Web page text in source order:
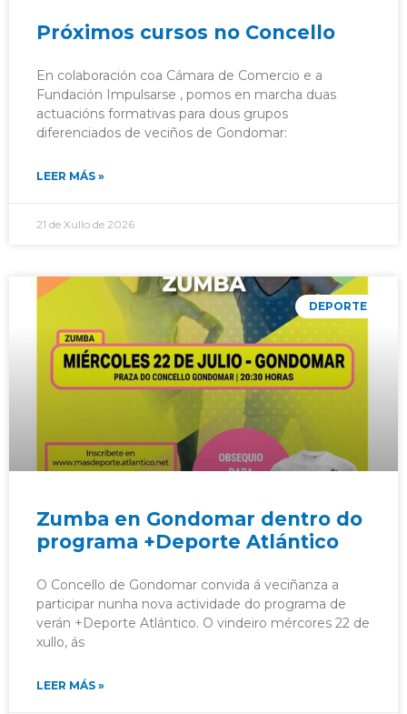
Próximos cursos no Concello
En colaboración coa Cámara de Comercio e a
Fundación Impulsarse , pomos en marcha duas
actuacións formativas para dous grupos
diferenciados de veciños de Gondomar:
LEER MÁS »
21 de Xullo de 2026
DEPORTE
Zumba en Gondomar dentro do
programa +Deporte Atlántico
O Concello de Gondomar convida á veciñanza a
participar nunha nova actividade do programa de
verán +Deporte Atlántico. O vindeiro mércores 22 de
xullo, ás
LEER MÁS »